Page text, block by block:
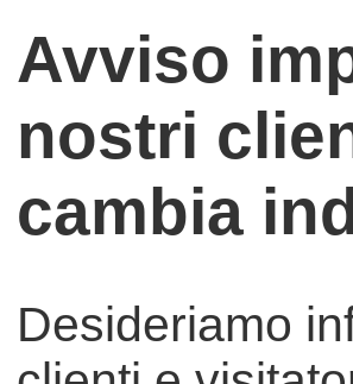
Avviso
nostri
cambia
Desideriamo